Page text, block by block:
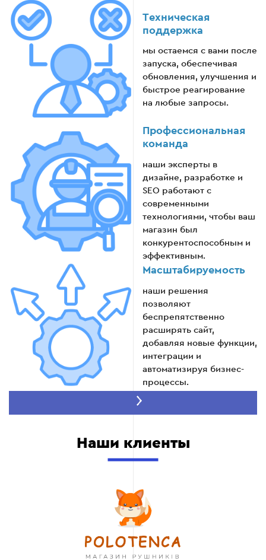
Техническая
поддержка
мы остаемся с вами после
запуска, обеспечивая
обновления, улучшения и
быстрое реагирование
на любые запросы.
Профессиональная
команда
наши эксперты в
дизайне, разработке и
SEO работают с
современными
технологиями, чтобы ваш
магазин был
конкурентоспособным и
эффективным.
Масштабируемость
наши решения
позволяют
беспрепятственно
расширять сайт,
добавляя новые функции,
интеграции и
автоматизируя бизнес-
процессы.
Наши клиенты